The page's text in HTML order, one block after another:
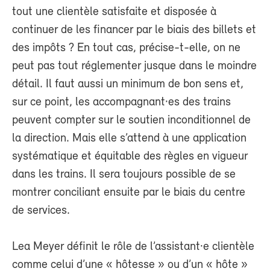
tout une clientèle satisfaite et disposée à
continuer de les financer par le biais des billets et
des impôts ? En tout cas, précise-t-elle, on ne
peut pas tout réglementer jusque dans le moindre
détail. Il faut aussi un minimum de bon sens et,
sur ce point, les accompagnant·es des trains
peuvent compter sur le soutien inconditionnel de
la direction. Mais elle s’attend à une application
systématique et équitable des règles en vigueur
dans les trains. Il sera toujours possible de se
montrer conciliant ensuite par le biais du centre
de services.
Lea Meyer définit le rôle de l’assistant·e clientèle
comme celui d’une « hôtesse » ou d’un « hôte »